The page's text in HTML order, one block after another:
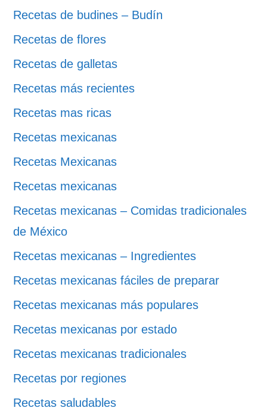
Recetas de budines – Budín
Recetas de flores
Recetas de galletas
Recetas más recientes
Recetas mas ricas
Recetas mexicanas
Recetas Mexicanas
Recetas mexicanas
Recetas mexicanas – Comidas tradicionales
de México
Recetas mexicanas – Ingredientes
Recetas mexicanas fáciles de preparar
Recetas mexicanas más populares
Recetas mexicanas por estado
Recetas mexicanas tradicionales
Recetas por regiones
Recetas saludables